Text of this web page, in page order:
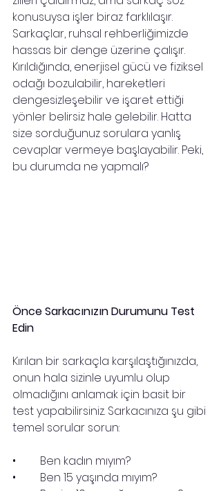
konusuysa işler biraz farklılaşır.
Sarkaçlar, ruhsal rehberliğimizde
hassas bir denge üzerine çalışır.
Kırıldığında, enerjisel gücü ve fiziksel
odağı bozulabilir, hareketleri
dengesizleşebilir ve işaret ettiği
yönler belirsiz hale gelebilir. Hatta
size sorduğunuz sorulara yanlış
cevaplar vermeye başlayabilir. Peki,
bu durumda ne yapmalı?
Önce Sarkacınızın Durumunu Test
Edin
Kırılan bir sarkaçla karşılaştığınızda,
onun hala sizinle uyumlu olup
olmadığını anlamak için basit bir
test yapabilirsiniz. Sarkacınıza şu gibi
temel sorular sorun:
•	Ben kadın mıyım?
•	Ben 15 yaşında mıyım?